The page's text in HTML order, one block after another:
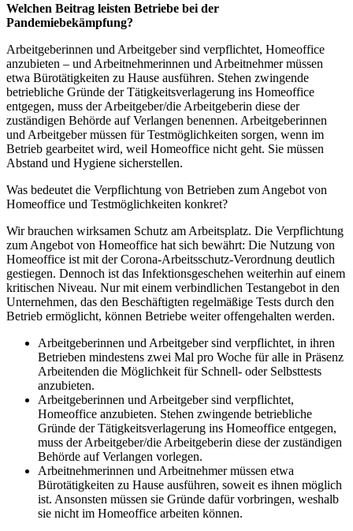
Welchen Beitrag leisten Betriebe bei der
Pandemiebekämpfung?
Arbeitgeberinnen und Arbeitgeber sind verpflichtet, Homeoffice
anzubieten – und Arbeitnehmerinnen und Arbeitnehmer müssen
etwa Bürotätigkeiten zu Hause ausführen. Stehen zwingende
betriebliche Gründe der Tätigkeitsverlagerung ins Homeoffice
entgegen, muss der Arbeitgeber/die Arbeitgeberin diese der
zuständigen Behörde auf Verlangen benennen. Arbeitgeberinnen
und Arbeitgeber müssen für Testmöglichkeiten sorgen, wenn im
Betrieb gearbeitet wird, weil Homeoffice nicht geht. Sie müssen
Abstand und Hygiene sicherstellen.
Was bedeutet die Verpflichtung von Betrieben zum Angebot von
Homeoffice und Testmöglichkeiten konkret?
Wir brauchen wirksamen Schutz am Arbeitsplatz. Die Verpflichtung
zum Angebot von Homeoffice hat sich bewährt: Die Nutzung von
Homeoffice ist mit der Corona-Arbeitsschutz-Verordnung deutlich
gestiegen. Dennoch ist das Infektionsgeschehen weiterhin auf einem
kritischen Niveau. Nur mit einem verbindlichen Testangebot in den
Unternehmen, das den Beschäftigten regelmäßige Tests durch den
Betrieb ermöglicht, können Betriebe weiter offengehalten werden.
Arbeitgeberinnen und Arbeitgeber sind verpflichtet, in ihren
Betrieben mindestens zwei Mal pro Woche für alle in Präsenz
Arbeitenden die Möglichkeit für Schnell- oder Selbsttests
anzubieten.
Arbeitgeberinnen und Arbeitgeber sind verpflichtet,
Homeoffice anzubieten. Stehen zwingende betriebliche
Gründe der Tätigkeitsverlagerung ins Homeoffice entgegen,
muss der Arbeitgeber/die Arbeitgeberin diese der zuständigen
Behörde auf Verlangen vorlegen.
Arbeitnehmerinnen und Arbeitnehmer müssen etwa
Bürotätigkeiten zu Hause ausführen, soweit es ihnen möglich
ist. Ansonsten müssen sie Gründe dafür vorbringen, weshalb
sie nicht im Homeoffice arbeiten können.